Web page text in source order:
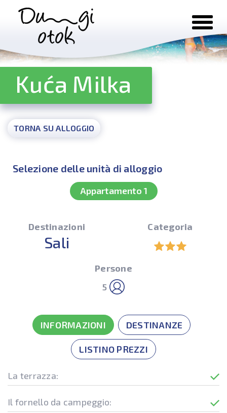
Salta al contenuto
Kuća Milka
TORNA SU ALLOGGIO
Selezione delle unità di alloggio
Appartamento 1
Destinazioni
Sali
Categoria
Persone
5
INFORMAZIONI DESTINANZE
LISTINO PREZZI
La terrazza:
Il fornello da campeggio: